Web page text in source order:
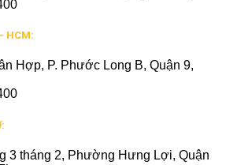
HCM:
Hợp, P. Phước Long B, Quận 9,
3 tháng 2, Phường Hưng Lợi, Quận